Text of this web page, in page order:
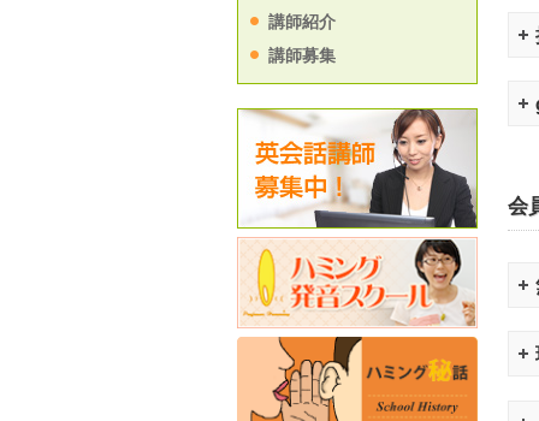
講師紹介
講師募集
会